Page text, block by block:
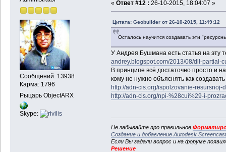
Сообщений: 13938
Карма: 1796
Рыцарь ObjectARX
Skype:
« Ответ #12 : 26-10-2015, 18:04:07 »
Цитата: Geobuilder от 26-10-2015, 11:49:12
Осталось научится создавать эти
У Андрея Бушмана есть статья на эту
andrey.blogspot.com/2013/08/dll-partial-
В принципе всё достаточно просто и
кому не нужно объяснять как
http://adn-cis.org/ispolzovanie-
http://adn-cis.org/npi-%28cui%29-i-
Не забывайте про правильное
Создание и добавление Autodesk
Если Вы задали вопрос и на форуме
Решение